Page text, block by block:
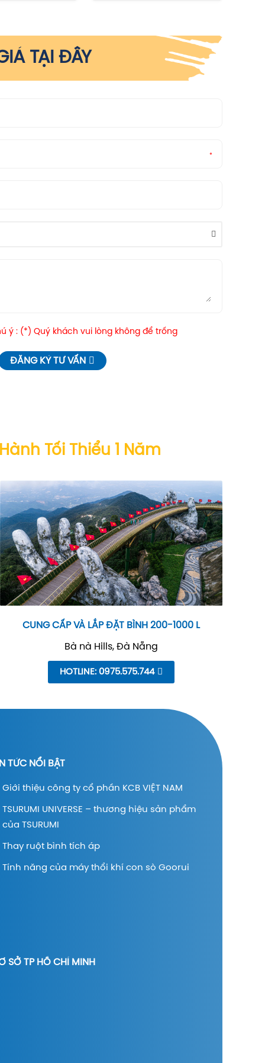
TẠI ĐÂY
*
ý : (*) Quý khách vui lòng không để trống
ĐĂNG KÝ TƯ VẤN
Tối Thiểu 1 Năm
CUNG CẤP VÀ LẮP ĐẶT BÌNH 200-1000 L
Bà nà Hills, Đà Nẵng
HOTLINE: 0975.575.744
TỨC NỔI BẬT
Giới thiệu công ty cổ phần KCB VIỆT NAM
TSURUMI UNIVERSE – thương hiệu sản phẩm
của TSURUMI
Thay ruột bình tích áp
Tính năng của máy thổi khí con sò Goorui
SỞ TP HỒ CHÍ MINH